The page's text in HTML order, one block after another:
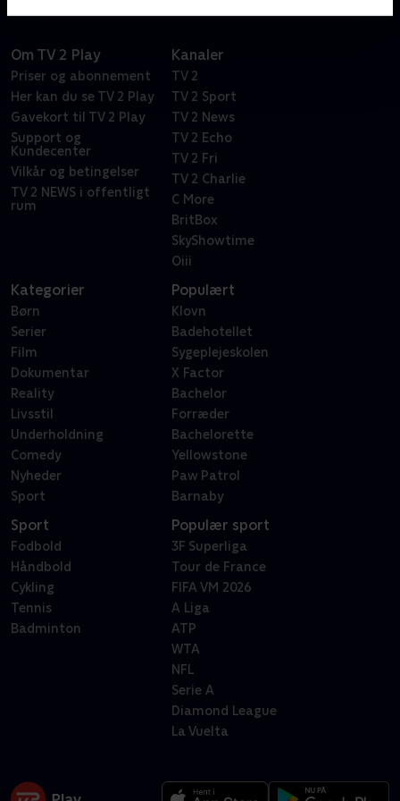
Om TV 2 Play
Priser og abonnement
Her kan du se TV 2 Play
Gavekort til TV 2 Play
Support og
Kundecenter
Vilkår og betingelser
TV 2 NEWS i offentligt
rum
Kanaler
TV 2
TV 2 Sport
TV 2 News
TV 2 Echo
TV 2 Fri
TV 2 Charlie
C More
BritBox
SkyShowtime
Oiii
Kategorier
Børn
Serier
Film
Dokumentar
Reality
Livsstil
Underholdning
Comedy
Nyheder
Sport
Populært
Klovn
Badehotellet
Sygeplejeskolen
X Factor
Bachelor
Forræder
Bachelorette
Yellowstone
Paw Patrol
Barnaby
Sport
Fodbold
Håndbold
Cykling
Tennis
Badminton
Populær sport
3F Superliga
Tour de France
FIFA VM 2026
A Liga
ATP
WTA
NFL
Serie A
Diamond League
La Vuelta